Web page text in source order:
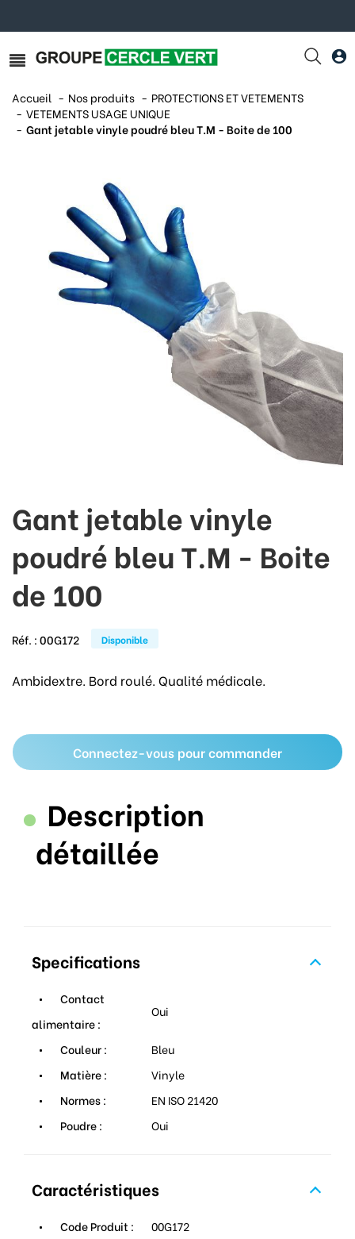
Accueil Nos produits
PROTECTIONS ET VETEMENTS
VETEMENTS USAGE UNIQUE
Gant jetable vinyle poudré bleu T.M - Boite de 100
Gant jetable vinyle
poudré bleu T.M - Boite
de 100
Réf. :00G172 Disponible
Ambidextre. Bord roulé. Qualité médicale.
Connectez-vous pour commander
Description
détaillée
Specifications
Contact
alimentaire :
Oui
Couleur :
Bleu
Matière :
Vinyle
Normes :
EN ISO 21420
Poudre :
Oui
Caractéristiques
Code Produit :
00G172